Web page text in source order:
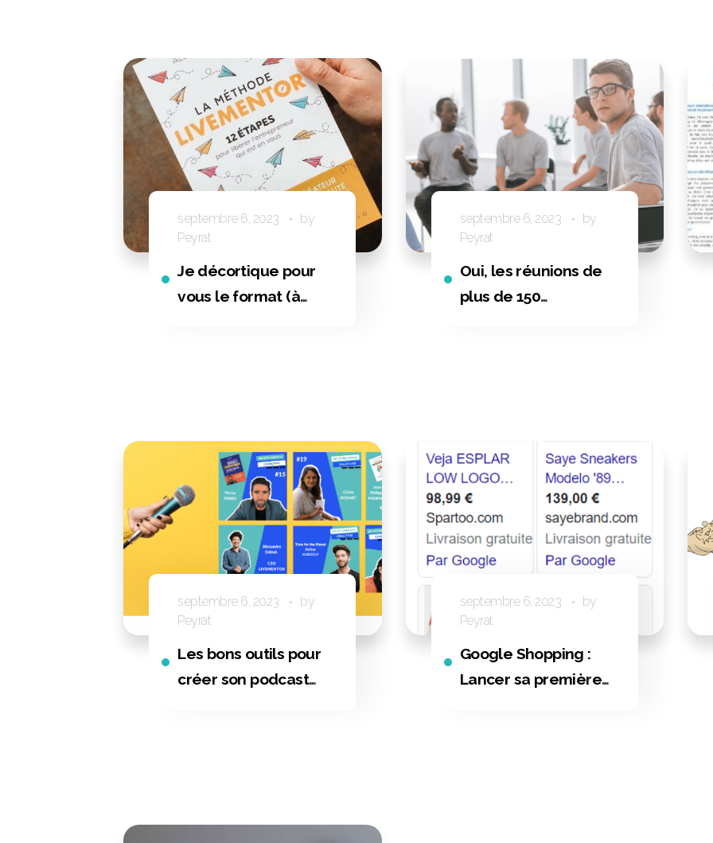
septembre 6, 2023
by
Peyrat
Je décortique pour
vous le format (à
septembre 6, 2023
by
Peyrat
Oui, les réunions de
plus de 150
septembre 6, 2023
by
Peyrat
Les bons outils pour
créer son podcast
septembre 6, 2023
by
Peyrat
Google Shopping :
Lancer sa première